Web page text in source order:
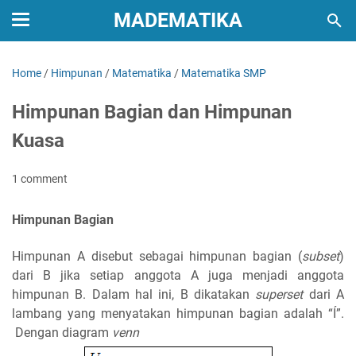
MADEMATIKA
Home / Himpunan / Matematika / Matematika SMP
Himpunan Bagian dan Himpunan
Kuasa
1 comment
Himpunan Bagian
Himpunan A disebut sebagai himpunan bagian (subset)
dari B jika setiap anggota A juga menjadi anggota
himpunan B. Dalam hal ini, B dikatakan supersetdari A
lambang yang menyatakan himpunan bagian adalah “Í”.
Dengan diagram venn